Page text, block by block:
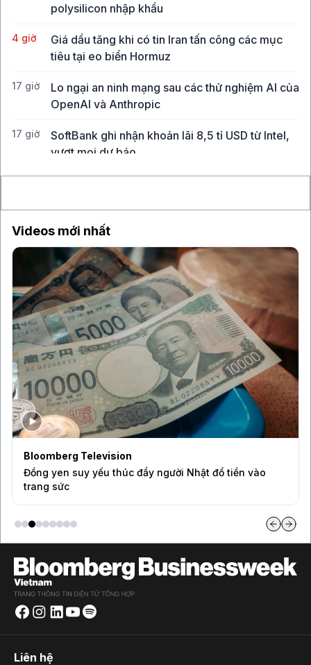
polysilicon nhập khẩu
4 giờ
Giá dầu tăng khi có tin Iran tấn công các mục
tiêu tại eo biển Hormuz
17 giờ
Lo ngại an ninh mạng sau các thử nghiệm AI của
OpenAI và Anthropic
17 giờ
SoftBank ghi nhận khoản lãi 8,5 tỉ USD từ Intel,
vượt mọi dự báo
Videos mới nhất
Bloomberg Television
Đồng yen suy yếu thúc đẩy người Nhật đổ tiền vào
trang sức
Liên hệ